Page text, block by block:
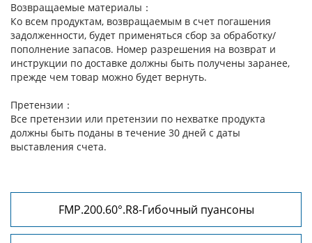
Возвращаемые материалы：
Ко всем продуктам, возвращаемым в счет погашения
задолженности, будет применяться сбор за обработку/
пополнение запасов. Номер разрешения на возврат и
инструкции по доставке должны быть получены заранее,
прежде чем товар можно будет вернуть.
Претензии：
Все претензии или претензии по нехватке продукта
должны быть поданы в течение 30 дней с даты
выставления счета.
FMP.200.60°.R8-Гибочный пуансоны